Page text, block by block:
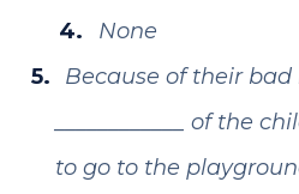
None
Because of their bad
____________ of the
to go to the